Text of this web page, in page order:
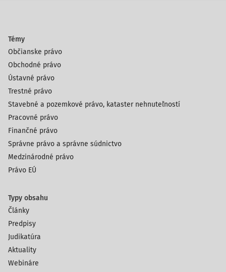
Témy
Občianske právo
Obchodné právo
Ústavné právo
Trestné právo
Stavebné a pozemkové právo, kataster nehnuteľností
Pracovné právo
Finančné právo
Správne právo a správne súdnictvo
Medzinárodné právo
Právo EÚ
Typy obsahu
Články
Predpisy
Judikatúra
Aktuality
Webináre